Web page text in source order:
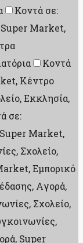
Κοντά σε:
Super Market,
Κοντά
Κέντρο
Εκκλησία,
σε:
Super Market,
Σχολείο,
Εμπορικό
Aγορά,
Σχολείο,
Super